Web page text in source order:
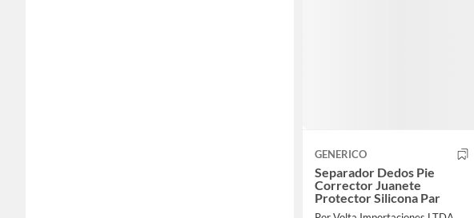
GENERICO
Separador Dedos Pie
Corrector Juanete
Protector Silicona Par